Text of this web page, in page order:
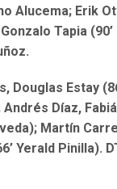
Alucema; Erik
Tapia
Douglas Estay
Díaz,
Martín
Yerald Pinilla).